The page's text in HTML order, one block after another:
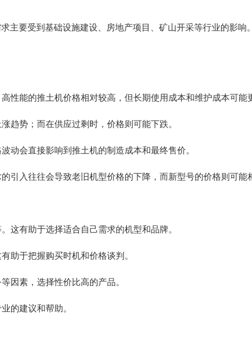
要受到基础设施建设、房地产项目、矿山开采等行业的影响
性能的推土机价格相对较高，但长期使用成本和维护成本可能
趋势；而在供应过剩时，价格则可能下跌。
动会直接影响到推土机的制造成本和最终售价。
入往往会导致老旧机型价格的下降，而新型号的价格则可能
这有助于选择适合自己需求的机型和品牌。
助于把握购买时机和价格谈判。
因素，选择性价比高的产品。
的建议和帮助。